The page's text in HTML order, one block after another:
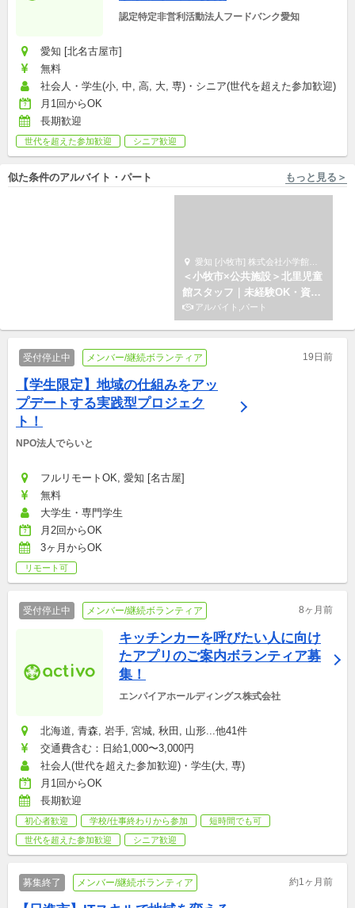
認定特定非営利活動法人フードバンク愛知
愛知 [北名古屋市]
無料
社会人・学生(小, 中, 高, 大, 専)・シニア(世代を超えた参加歓迎)
月1回からOK
長期歓迎
世代を超えた参加歓迎 シニア歓迎
似た条件のアルバイト・パート もっと見る＞
愛知 [小牧市] 株式会社小学館集英社プロダクション
＜小牧市×公共施設＞北里児童
館スタッフ｜未経験OK・資格
不要・週2日・扶養内可
アルバイト,パート
受付停止中 メンバー/継続ボランティア 19日前
【学生限定】地域の仕組みをアッ
プデートする実践型プロジェク
ト！
NPO法人でらいと
フルリモートOK, 愛知 [名古屋]
無料
大学生・専門学生
月2回からOK
3ヶ月からOK
リモート可
受付停止中 メンバー/継続ボランティア 8ヶ月前
キッチンカーを呼びたい人に向け
たアプリのご案内ボランティア募
集！
エンパイアホールディングス株式会社
北海道, 青森, 岩手, 宮城, 秋田, 山形...他41件
交通費含む：日給1,000〜3,000円
社会人(世代を超えた参加歓迎)・学生(大, 専)
月1回からOK
長期歓迎
初心者歓迎 学校/仕事終わりから参加
短時間でも可
世代を超えた参加歓迎
シニア歓迎
募集終了 メンバー/継続ボランティア 約1ヶ月前